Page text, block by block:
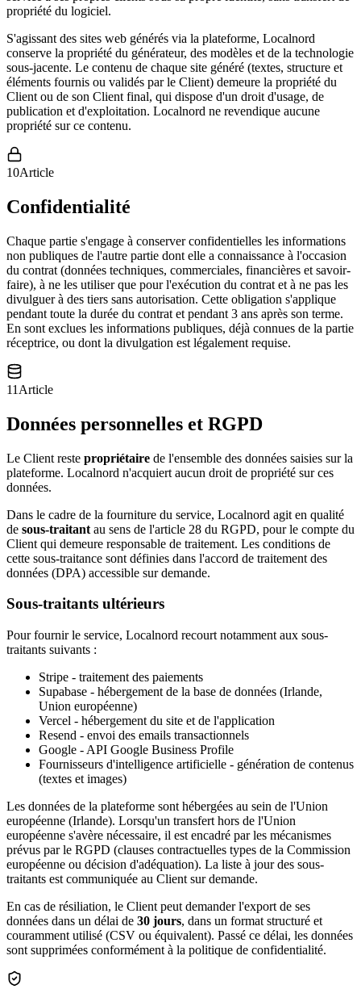
propriété du logiciel.
S'agissant des sites web générés via la plateforme, Localnord
conserve la propriété du générateur, des modèles et de la technologie
sous-jacente. Le contenu de chaque site généré (textes, structure et
éléments fournis ou validés par le Client) demeure la propriété du
Client ou de son Client final, qui dispose d'un droit d'usage, de
publication et d'exploitation. Localnord ne revendique aucune
propriété sur ce contenu.
10Article
Confidentialité
Chaque partie s'engage à conserver confidentielles les informations
non publiques de l'autre partie dont elle a connaissance à l'occasion
du contrat (données techniques, commerciales, financières et savoir-
faire), à ne les utiliser que pour l'exécution du contrat et à ne pas les
divulguer à des tiers sans autorisation. Cette obligation s'applique
pendant toute la durée du contrat et pendant 3 ans après son terme.
En sont exclues les informations publiques, déjà connues de la partie
réceptrice, ou dont la divulgation est légalement requise.
11 Article
Données personnelles et RGPD
Le Client reste propriétaire de l'ensemble des données saisies sur la
plateforme. Localnord n'acquiert aucun droit de propriété sur ces
données.
Dans le cadre de la fourniture du service, Localnord agit en qualité
de sous-traitant au sens de l'article 28 du RGPD, pour le compte du
Client qui demeure responsable de traitement. Les conditions de
cette sous-traitance sont définies dans l'accord de traitement des
données (DPA) accessible sur demande.
Sous-traitants ultérieurs
Pour fournir le service, Localnord recourt notamment aux sous-
traitants suivants :
Stripe - traitement des paiements
Supabase - hébergement de la base de données (Irlande,
Union européenne)
Vercel - hébergement du site et de l'application
Resend - envoi des emails transactionnels
Google - API Google Business Profile
Fournisseurs d'intelligence artificielle - génération de contenus
(textes et images)
Les données de la plateforme sont hébergées au sein de l'Union
européenne (Irlande). Lorsqu'un transfert hors de l'Union
européenne s'avère nécessaire, il est encadré par les mécanismes
prévus par le RGPD (clauses contractuelles types de la Commission
européenne ou décision d'adéquation). La liste à jour des sous-
traitants est communiquée au Client sur demande.
En cas de résiliation, le Client peut demander l'export de ses
données dans un délai de 30 jours, dans un format structuré et
couramment utilisé (CSV ou équivalent). Passé ce délai, les données
sont supprimées conformément à la politique de confidentialité.